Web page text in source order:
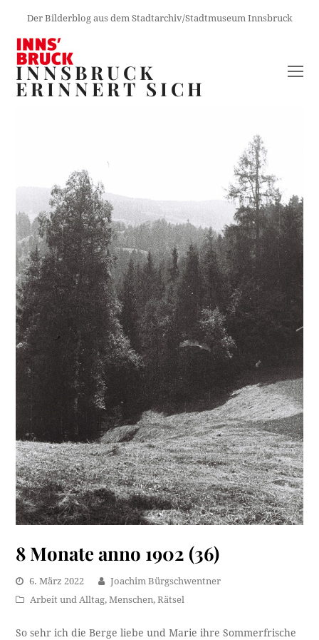
Der Bilderblog aus dem Stadtarchiv/Stadtmuseum Innsbruck
INNSBRUCK
ERINNERT SICH
8 Monate anno 1902 (36)
6. März 2022
Joachim Bürgschwentner
Arbeit und Alltag,Menschen,Rätsel
So sehr ich die Berge liebe und Marie ihre Sommerfrische